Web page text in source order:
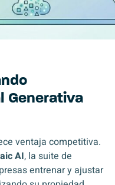
Generativa
ventaja competitiva.
AI, la suite de
entrenar y ajustar